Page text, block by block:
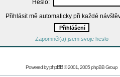
Heslo:
Přihlásit mě automaticky při každé
Zapomněl(a) jsem svoje heslo
Powered byphpBB© 2001, 2005 phpBB Group